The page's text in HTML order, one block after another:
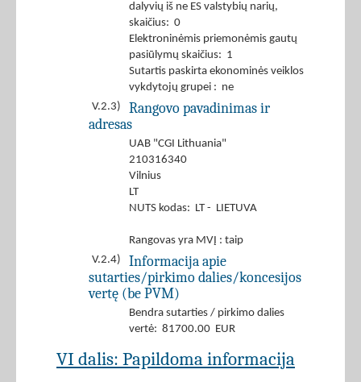
dalyvių iš ne ES valstybių narių,
skaičius: 0
Elektroninėmis priemonėmis gautų
pasiūlymų skaičius: 1
Sutartis paskirta ekonominės veiklos
vykdytojų grupei : ne
V.2.3)
Rangovo pavadinimas ir
adresas
UAB "CGI Lithuania"
210316340
Vilnius
LT
NUTS kodas: LT - LIETUVA
Rangovas yra MVĮ : taip
V.2.4)
Informacija apie
sutarties/pirkimo dalies/koncesijos
vertę (be PVM)
Bendra sutarties / pirkimo dalies
vertė: 81700.00 EUR
VI dalis: Papildoma informacija